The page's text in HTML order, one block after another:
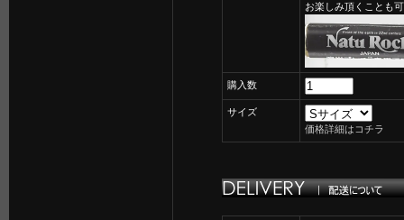
お楽しみ頂くことも
購入数
サイズ
価格詳細はコチラ